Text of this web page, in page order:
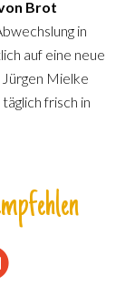
Brot
in
auf eine neue
Mielke
frisch in